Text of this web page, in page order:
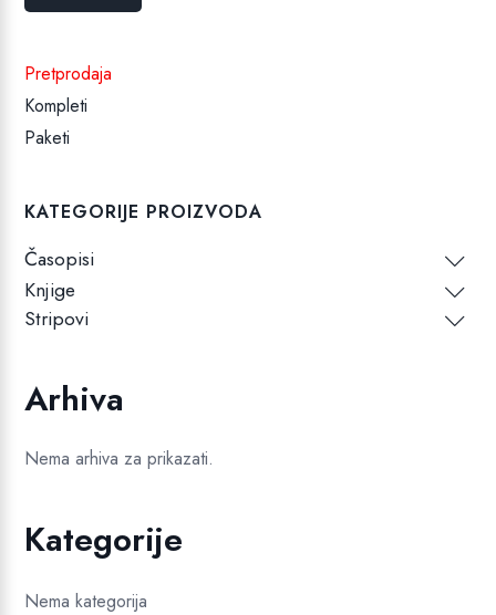
Pretprodaja
Kompleti
Paketi
KATEGORIJE PROIZVODA
Časopisi
Knjige
Stripovi
Arhiva
Nema arhiva za prikazati.
Kategorije
Nema kategorija